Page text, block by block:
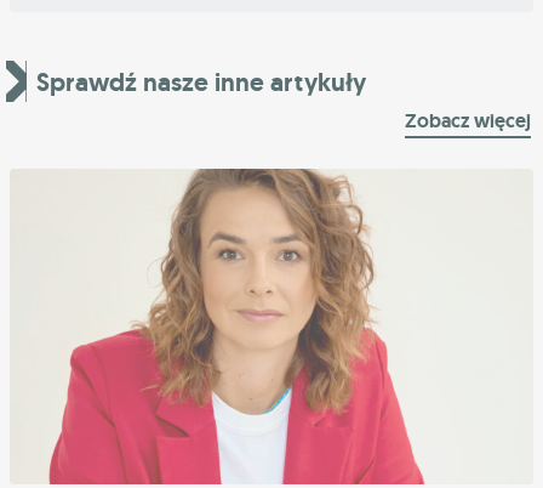
Sprawdź nasze inne artykuły
Zobacz więcej